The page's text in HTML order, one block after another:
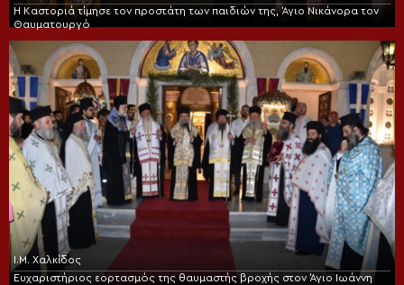
Η Καστοριά τίμησε τον προστάτη των παιδιών της, Άγιο Νικάνορα τον
Θαυματουργό
Ι.Μ. Χαλκίδος
Ευχαριστήριος εορτασμός της θαυμαστής βροχής στον Άγιο Ιωάννη